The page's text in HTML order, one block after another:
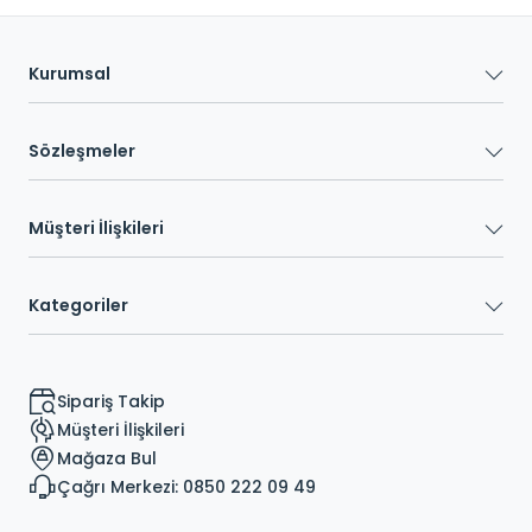
Kurumsal
Sözleşmeler
Müşteri İlişkileri
Kategoriler
Sipariş Takip
Müşteri İlişkileri
Mağaza Bul
Çağrı Merkezi: 0850 222 09 49